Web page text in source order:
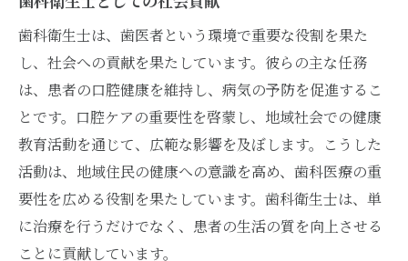
自分に合った職場環境の見極め方
オンラインプラットフォームを活用する
面接でアピールすべきポイント
歯医者の求人市場のトレンド
応募前に確認すべき条件と待遇
歯医者の選び方プロが教えるポイントと注意点
評判の良い歯医者の見分け方
医師の専門性と経験を確認する方法
設備と技術の充実度をチェックする
歯科衛生士は、歯医者という環境で重要な役割を果た
し、社会への貢献を果たしています。彼らの主な任務
は、患者の口腔健康を維持し、病気の予防を促進するこ
とです。口腔ケアの重要性を啓蒙し、地域社会での健康
教育活動を通じて、広範な影響を及ぼします。こうした
活動は、地域住民の健康への意識を高め、歯科医療の重
要性を広める役割を果たしています。歯科衛生士は、単
に治療を行うだけでなく、患者の生活の質を向上させる
ことに貢献しています。